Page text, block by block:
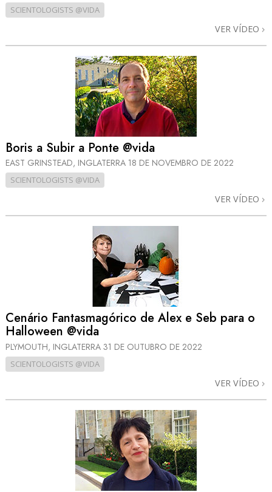
SCIENTOLOGISTS @VIDA
VER VÍDEO
Boris a Subir a Ponte @vida
EAST GRINSTEAD, INGLATERRA 18 DE NOVEMBRO DE 2022
SCIENTOLOGISTS @VIDA
VER VÍDEO
Cenário Fantasmagórico de Alex e Seb para o
Halloween @vida
PLYMOUTH, INGLATERRA 31 DE OUTUBRO DE 2022
SCIENTOLOGISTS @VIDA
VER VÍDEO